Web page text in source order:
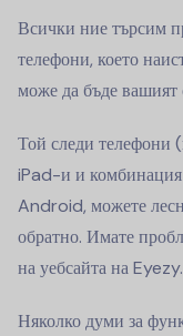
Всички ние търсим
телефони, което
може да бъде вашият
Той следи телефони
iPad-и и комбинация
Android, можете
обратно. Имате
на уебсайта на Eyezy.
Няколко думи за